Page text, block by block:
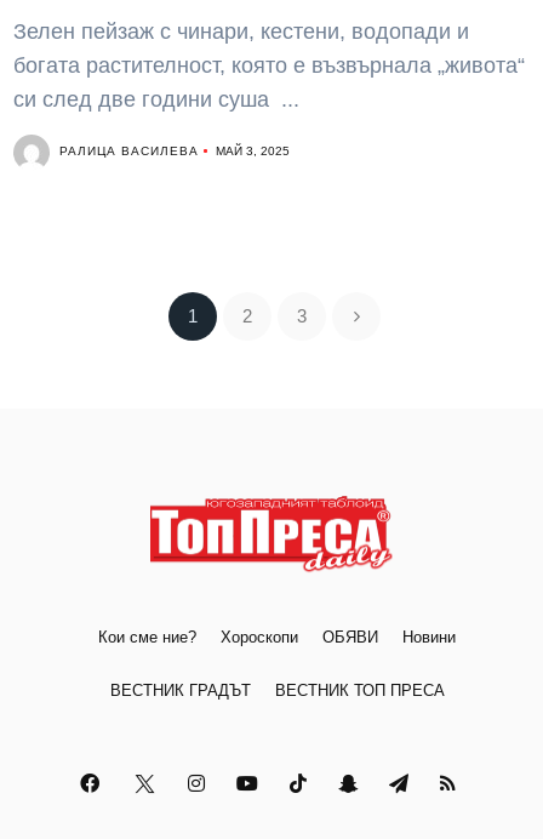
Зелен пейзаж с чинари, кестени, водопади и
богата растителност, която е възвърнала „живота“
си след две години суша ...
РАЛИЦА ВАСИЛЕВА МАЙ 3, 2025
1 2 3
Кои сме ние? Хороскопи ОБЯВИ Новини
ВЕСТНИК ГРАДЪТ ВЕСТНИК ТОП ПРЕСА